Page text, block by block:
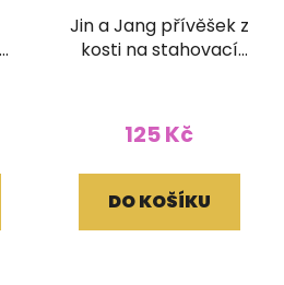
Jin a Jang přívěšek z
kosti na stahovací
125 Kč
DO KOŠÍKU